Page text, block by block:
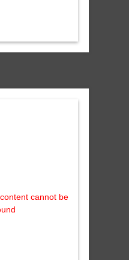
cannot be